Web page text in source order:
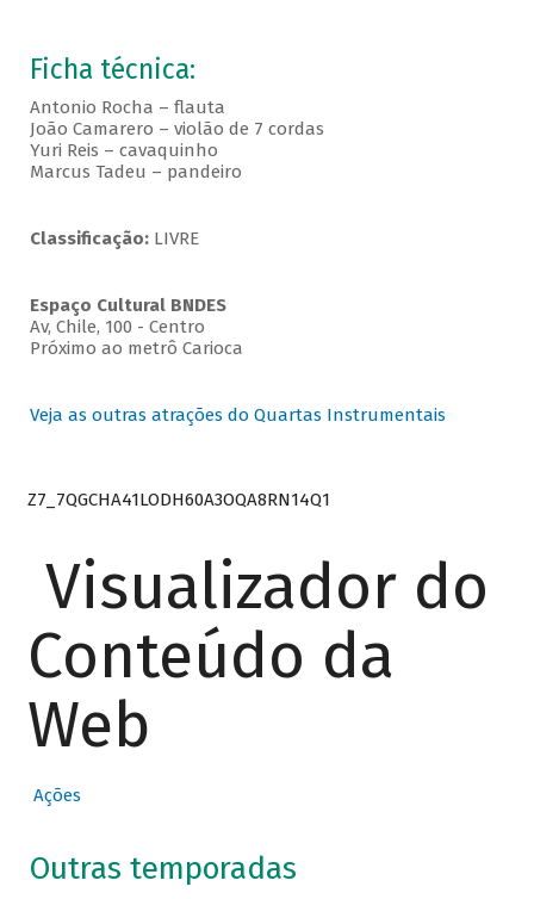
Ficha técnica:
Antonio Rocha – flauta
João Camarero – violão de 7 cordas
Yuri Reis – cavaquinho
Marcus Tadeu – pandeiro
Classificação:LIVRE
Espaço Cultural BNDES
Av, Chile, 100 - Centro
Próximo ao metrô Carioca
Veja as outras atrações do Quartas Instrumentais
Z7_7QGCHA41LODH60A3OQA8RN14Q1
Visualizador do
Conteúdo da
Web
Ações
Outras temporadas